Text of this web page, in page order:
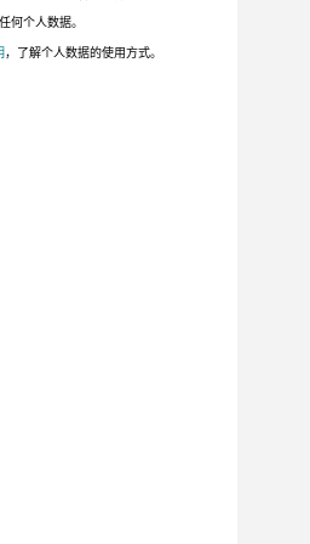
何个人数据。
，了解个人数据的使用方式。